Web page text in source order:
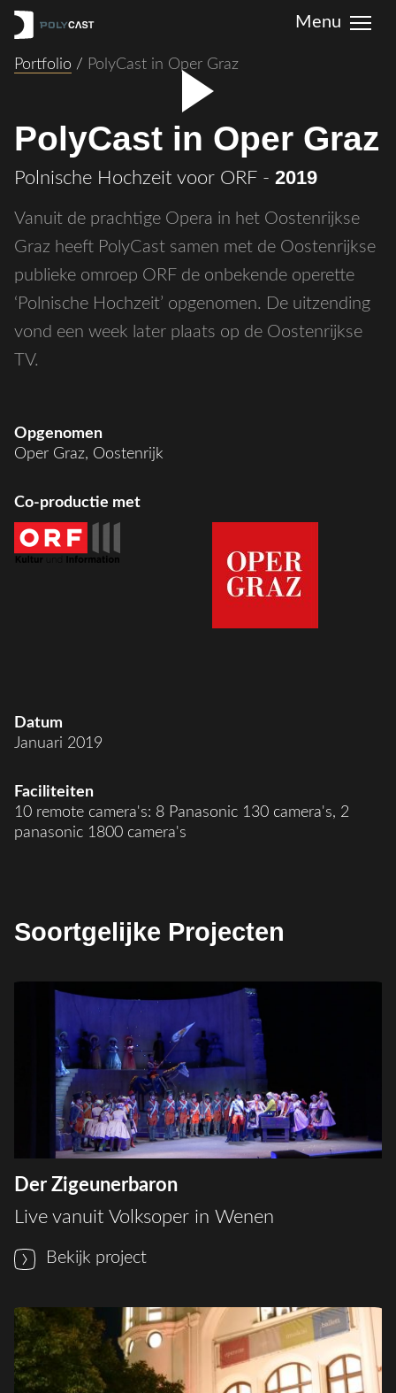
Portfolio / PolyCast in Oper Graz
PolyCast in Oper Graz
Polnische Hochzeit voor ORF - 2019
Vanuit de prachtige Opera in het Oostenrijkse
Graz heeft PolyCast samen met de Oostenrijkse
publieke omroep ORF de onbekende operette
‘Polnische Hochzeit’ opgenomen. De uitzending
vond een week later plaats op de Oostenrijkse
TV.
Opgenomen
Oper Graz, Oostenrijk
Co-productie met
Datum
Januari 2019
Faciliteiten
10 remote camera's: 8 Panasonic 130 camera's, 2
panasonic 1800 camera's
Soortgelijke Projecten
Der Zigeunerbaron
Live vanuit Volksoper in Wenen
Bekijk project